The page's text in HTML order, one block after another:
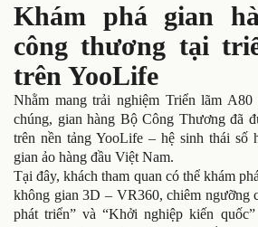
Khám phá gian
công thương tại
trên YooLife
Nhằm mang trải nghiệm Triển lãm
chúng, gian hàng Bộ Công Thương đã
trên nền tảng YooLife – hệ sinh thái số
gian ảo hàng đầu Việt Nam.
Tại đây, khách tham quan có thể khám
không gian 3D – VR360, chiêm ngưỡng
phát triển” và “Khởi nghiệp kiến